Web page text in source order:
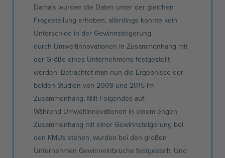
Damals wurden die Daten unter der gleichen
Fragestellung erhoben, allerdings konnte kein
Unterschied in der Gewinnsteigerung
durch Umweltinnovationen in Zusammenhang mit
der Größe eines Unternehmens festgestellt
werden. Betrachtet man nun die Ergebnisse der
beiden Studien von 2009 und 2015 im
Zusammenhang, fällt Folgendes auf:
Während Umweltinnovationen in einem engen
Zusammenhang mit einer Gewinnsteigerung bei
den KMUs stehen, wurden bei den großen
Unternehmen Gewinneinbrüche festgestellt. Und